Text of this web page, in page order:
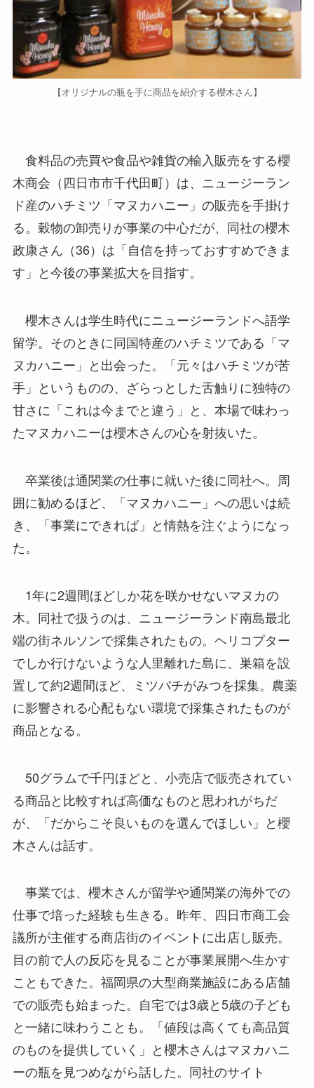
【オリジナルの瓶を手に商品を紹介する櫻木さん】
食料品の売買や食品や雑貨の輸入販売をする櫻
木商会（四日市市千代田町）は、ニュージーラン
ド産のハチミツ「マヌカハニー」の販売を手掛け
る。穀物の卸売りが事業の中心だが、同社の櫻木
政康さん（36）は「自信を持っておすすめできま
す」と今後の事業拡大を目指す。
櫻木さんは学生時代にニュージーランドへ語学
留学。そのときに同国特産のハチミツである「マ
ヌカハニー」と出会った。「元々はハチミツが苦
手」というものの、ざらっとした舌触りに独特の
甘さに「これは今までと違う」と、本場で味わっ
たマヌカハニーは櫻木さんの心を射抜いた。
卒業後は通関業の仕事に就いた後に同社へ。周
囲に勧めるほど、「マヌカハニー」への思いは続
き、「事業にできれば」と情熱を注ぐようになっ
た。
1年に2週間ほどしか花を咲かせないマヌカの
木。同社で扱うのは、ニュージーランド南島最北
端の街ネルソンで採集されたもの。ヘリコプター
でしか行けないような人里離れた島に、巣箱を設
置して約2週間ほど、ミツバチがみつを採集。農薬
に影響される心配もない環境で採集されたものが
商品となる。
50グラムで千円ほどと、小売店で販売されてい
る商品と比較すれば高価なものと思われがちだ
が、「だからこそ良いものを選んでほしい」と櫻
木さんは話す。
事業では、櫻木さんが留学や通関業の海外での
仕事で培った経験も生きる。昨年、四日市商工会
議所が主催する商店街のイベントに出店し販売。
目の前で人の反応を見ることが事業展開へ生かす
こともできた。福岡県の大型商業施設にある店舗
での販売も始まった。自宅では3歳と5歳の子ども
と一緒に味わうことも。「値段は高くても高品質
のものを提供していく」と櫻木さんはマヌカハニ
ーの瓶を見つめながら話した。同社のサイト